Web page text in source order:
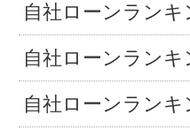
自社ローンランキ
自社ローンランキ
自社ローンランキ